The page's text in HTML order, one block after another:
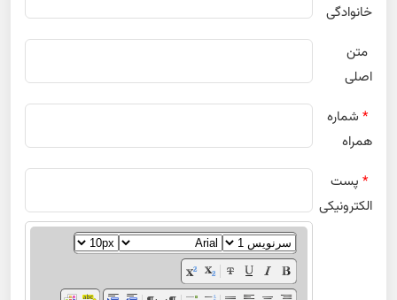
خانوادگی
متن
اصلی
* شماره
همراه
* پست
الکترونیکی